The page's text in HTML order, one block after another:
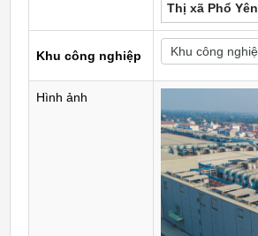
Thị xã Phổ Yên
Khu công nghiệp
Hình ảnh